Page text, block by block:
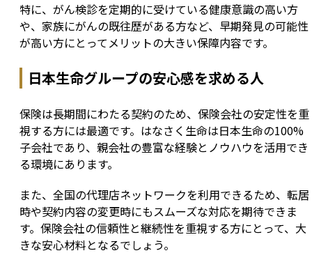
特に、がん検診を定期的に受けている健康意識の高い方
や、家族にがんの既往歴がある方など、早期発見の可能性
が高い方にとってメリットの大きい保障内容です。
日本生命グループの安心感を求める人
保険は長期間にわたる契約のため、保険会社の安定性を重
視する方には最適です。はなさく生命は日本生命の100%
子会社であり、親会社の豊富な経験とノウハウを活用でき
る環境にあります。
また、全国の代理店ネットワークを利用できるため、転居
時や契約内容の変更時にもスムーズな対応を期待できま
す。保険会社の信頼性と継続性を重視する方にとって、大
きな安心材料となるでしょう。